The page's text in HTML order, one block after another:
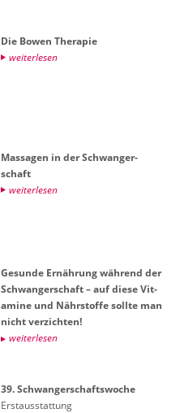
Die Bowen The­ra­pie
wei­ter­le­sen
Mas­sa­gen in der Schwan­ger­
schaft
wei­ter­le­sen
Ge­sun­de Er­näh­rung wäh­rend der
Schwan­ger­schaft – auf diese Vit­
ami­ne und Nähr­stof­fe soll­te man
nicht ver­zich­ten!
wei­ter­le­sen
39. Schwan­ger­schafts­wo­che
Erst­aus­stat­tung